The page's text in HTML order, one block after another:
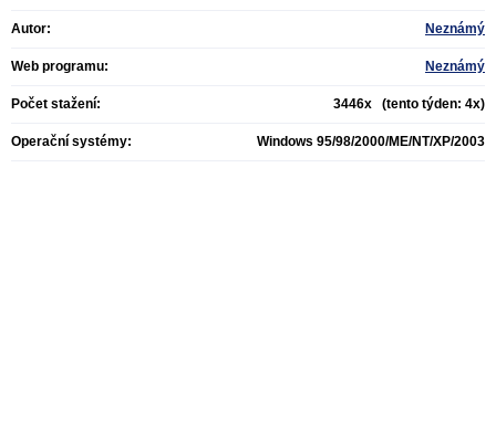
Autor: Neznámý
Web programu: Neznámý
Počet stažení: 3446x (tento týden: 4x)
Operační systémy: Windows 95/98/2000/ME/NT/XP/2003